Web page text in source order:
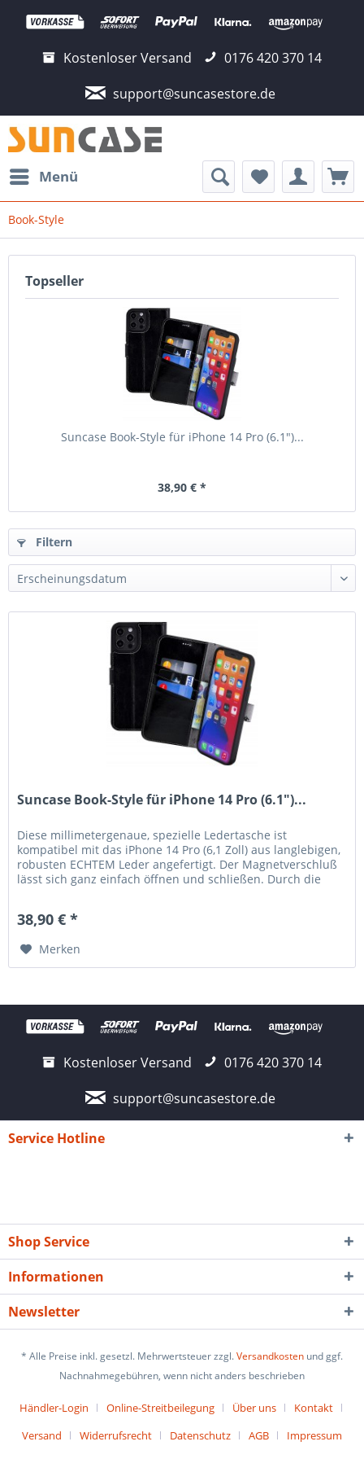
Kostenloser Versand
0176 420 370 14
support@suncasestore.de
Menü
Book-Style
Topseller
Suncase Book-Style für iPhone 14 Pro (6.1")...
38,90 € *
Filtern
Suncase Book-Style für iPhone 14 Pro (6.1")...
Diese millimetergenaue, spezielle Ledertasche ist
kompatibel mit das iPhone 14 Pro (6,1 Zoll) aus langlebigen,
robusten ECHTEM Leder angefertigt. Der Magnetverschluß
lässt sich ganz einfach öffnen und schließen. Durch die
38,90 € *
Merken
Kostenloser Versand
0176 420 370 14
support@suncasestore.de
Service Hotline
Shop Service
Informationen
Newsletter
* Alle Preise inkl. gesetzl. Mehrwertsteuer zzgl.Versandkosten und ggf.
Nachnahmegebühren, wenn nicht anders beschrieben
Händler-Login Online-Streitbeilegung Über uns
Kontakt
Versand
Widerrufsrecht Datenschutz AGB Impressum